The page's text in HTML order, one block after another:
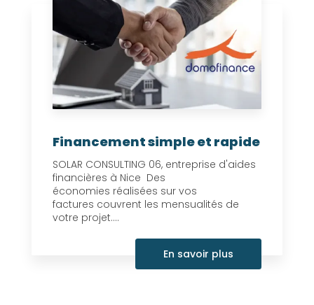
Financement simple et rapide
SOLAR CONSULTING 06, entreprise d'aides
financières à Nice Des
économies réalisées sur vos
factures couvrent les mensualités de
votre projet....
En savoir plus